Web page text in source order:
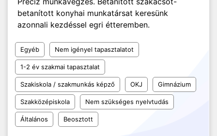
betanított konyhai munkatársat keresünk
azonnali kezdéssel egri étteremben.
Egyéb Nem igényel tapasztalatot
1-2 év szakmai tapasztalat
Szakiskola / szakmunkás képző OKJ Gimnázium
Szakközépiskola Nem szükséges nyelvtudás
Általános Beosztott